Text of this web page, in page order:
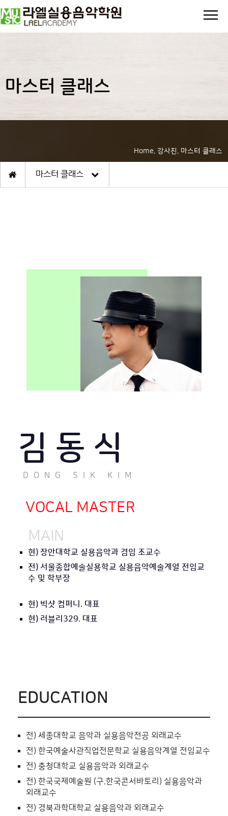
마스터 클래스
Home. 강사진. 마스터 클래스
마스터 클래스
김 동 식
DONG SIK KIM
VOCAL MASTER
MAIN
현) 장안대학교 실용음악과 겸임 조교수
전) 서울종합예술실용학교 실용음악예술계열 전임교
수 및 학부장
현) 빅샷 컴퍼니. 대표
현) 러블리329. 대표
EDUCATION
전) 세종대학교 음악과 실용음악전공 외래교수
전) 한국예술사관직업전문학교 실용음악계열 전임교수
전) 충청대학교 실용음악과 외래교수
전) 한국국제예술원 (구.한국콘서바토리) 실용음악과
외래교수
전) 경북과학대학교 실용음악과 외래교수